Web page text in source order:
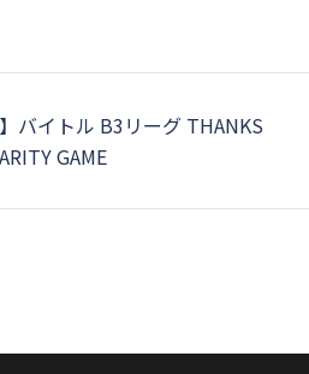
】バイトル B3リーグ THANKS
GAME